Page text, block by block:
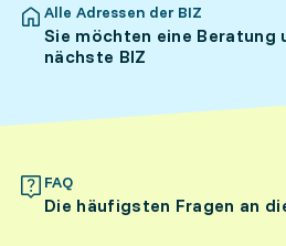
Alle Adressen der BIZ
Sie möchten eine Beratung
nächste BIZ
FAQ
Die häufigsten Fragen an